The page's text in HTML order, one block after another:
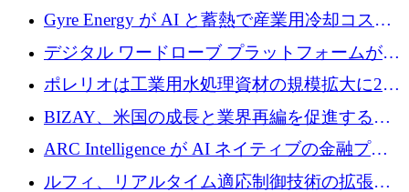
100 万ポンドを確保
Gyre Energy が AI と蓄熱で産業用冷却コスト
を削減するために 130 万ドルを調達
デジタル ワードローブ プラットフォームが
1,000 万人のユーザーに到達し、Whering が
700 万ドルを獲得
ポレリオは工業用水処理資材の規模拡大に240
万ユーロを確保
BIZAY、米国の成長と業界再編を促進するた
めに5,500万ドルを確保
ARC Intelligence が AI ネイティブの金融プラ
ットフォームを拡大するために 400 万ユーロ
ルフィ、リアルタイム適応制御技術の拡張に